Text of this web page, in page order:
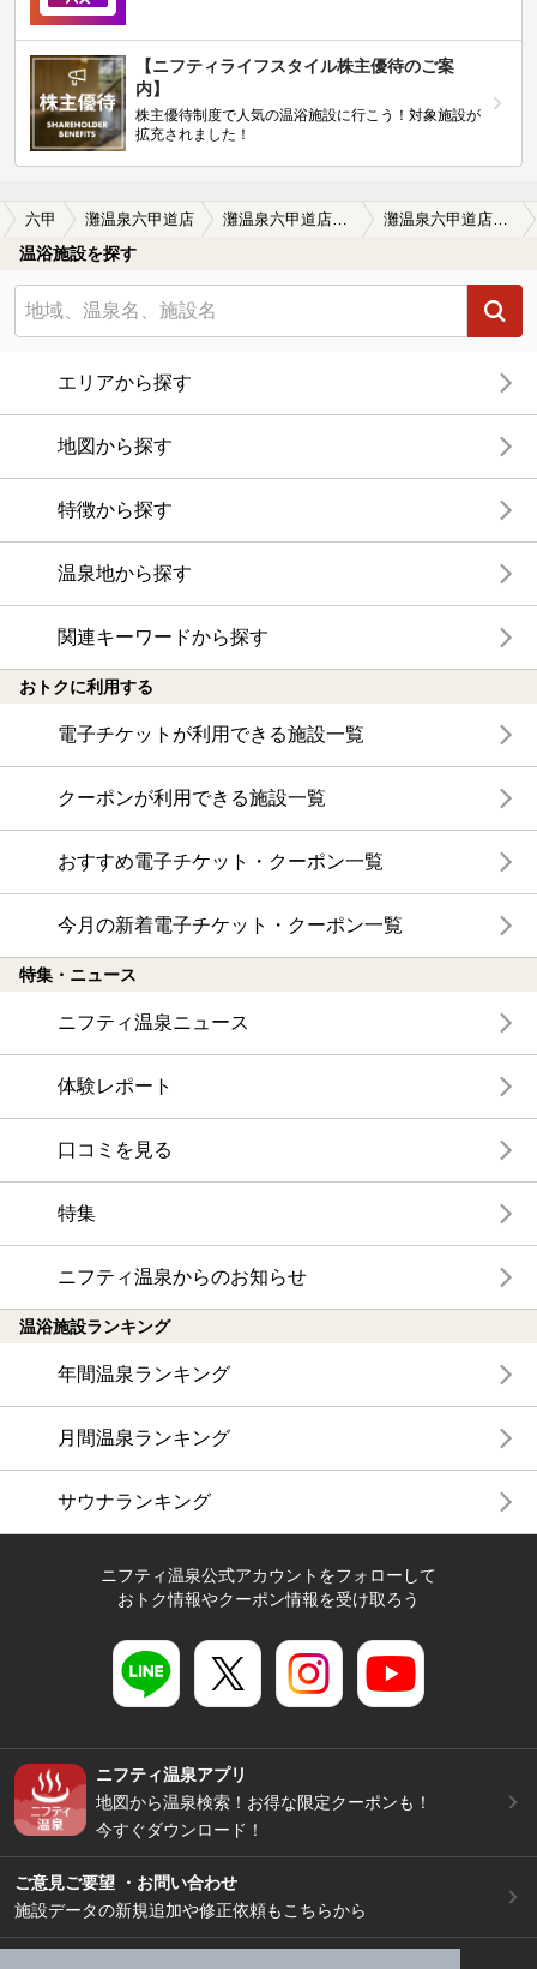
【ニフティライフスタイル株主優待のご案
内】
株主優待制度で人気の温浴施設に行こう！対象施設が
拡充されました！
六甲 灘温泉六甲道店
温浴施設を探す
エリアから探す
地図から探す
特徴から探す
温泉地から探す
関連キーワードから探す
おトクに利用する
電子チケットが利用できる施設一覧
クーポンが利用できる施設一覧
おすすめ電子チケット・クーポン一覧
今月の新着電子チケット・クーポン一覧
特集・ニュース
ニフティ温泉ニュース
体験レポート
口コミを見る
特集
ニフティ温泉からのお知らせ
温浴施設ランキング
年間温泉ランキング
月間温泉ランキング
サウナランキング
ニフティ温泉公式アカウントをフォローして
おトク情報やクーポン情報を受け取ろう
ニフティ温泉アプリ
地図から温泉検索！お得な限定クーポンも！
今すぐダウンロード！
ご意見ご要望 ・お問い合わせ
施設データの新規追加や修正依頼もこちらから